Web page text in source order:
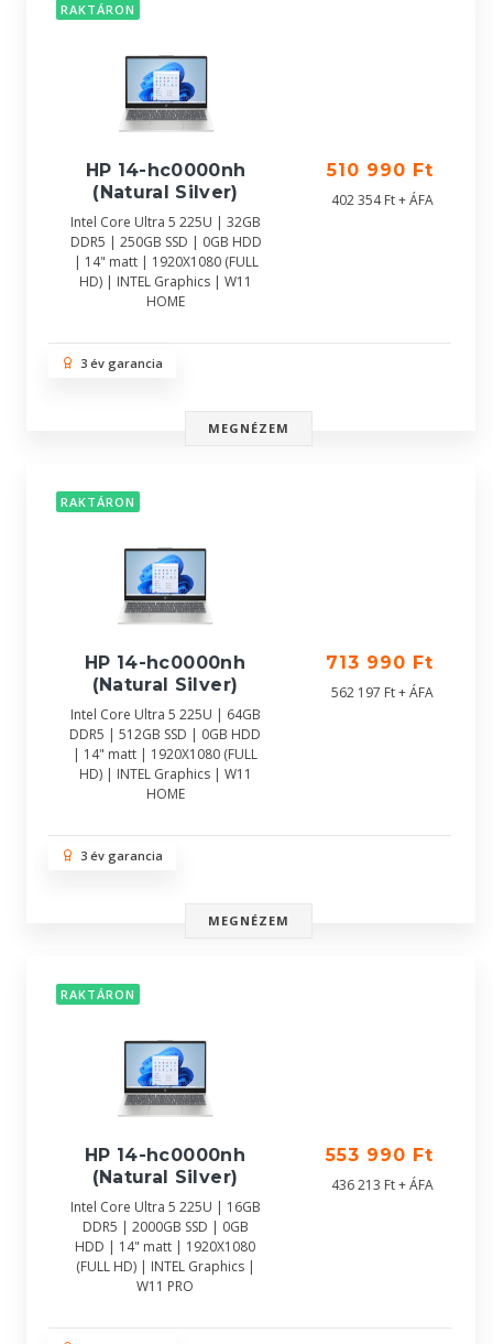
RAKTÁRON
HP 14-hc0000nh
(Natural Silver)
Intel Core Ultra 5 225U | 32GB
DDR5 | 250GB SSD | 0GB HDD
| 14" matt | 1920X1080 (FULL
HD) | INTEL Graphics | W11
HOME
510 990 Ft
402 354 Ft + ÁFA
3 év garancia
MEGNÉZEM
RAKTÁRON
HP 14-hc0000nh
(Natural Silver)
Intel Core Ultra 5 225U | 64GB
DDR5 | 512GB SSD | 0GB HDD
| 14" matt | 1920X1080 (FULL
HD) | INTEL Graphics | W11
HOME
713 990 Ft
562 197 Ft + ÁFA
3 év garancia
MEGNÉZEM
RAKTÁRON
HP 14-hc0000nh
(Natural Silver)
Intel Core Ultra 5 225U | 16GB
DDR5 | 2000GB SSD | 0GB
HDD | 14" matt | 1920X1080
(FULL HD) | INTEL Graphics |
W11 PRO
553 990 Ft
436 213 Ft + ÁFA